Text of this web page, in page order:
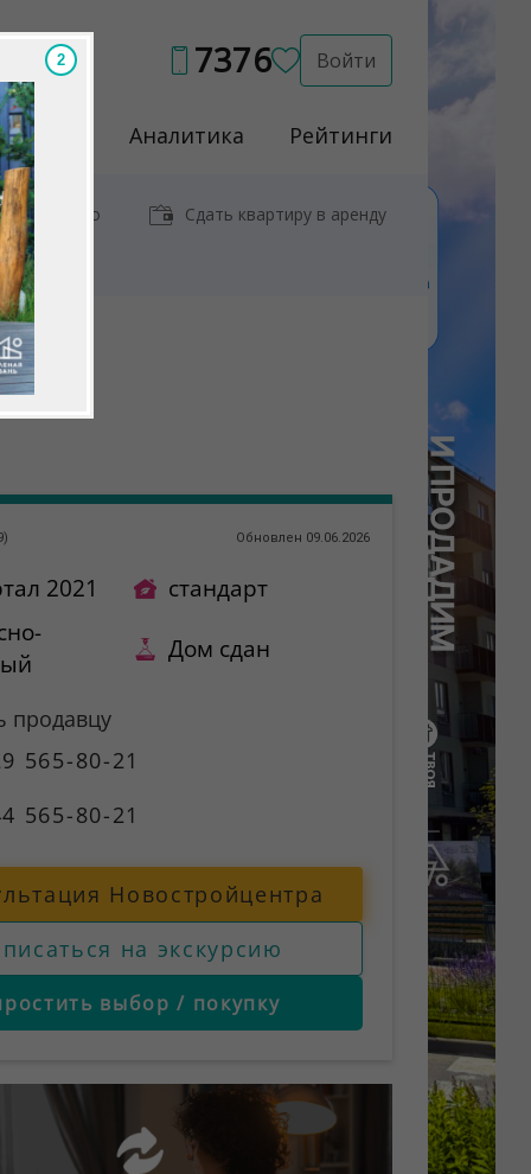
7376 Войти
Услуги Аналитика Рейтинги
у метро Сдать квартиру в аренду
) Обновлен 09.06.2026
2021
стандарт
Дом сдан
продавцу
565-80-21
565-80-21
Новостройцентра
на экскурсию
выбор / покупку